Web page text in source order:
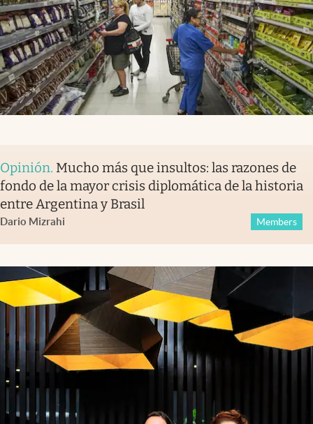
Opinión. Mucho más que insultos: las razones de
fondo de la mayor crisis diplomática de la historia
entre Argentina y Brasil
Dario Mizrahi Members